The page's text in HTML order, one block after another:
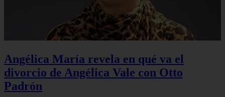
Angélica María revela en qué va el
divorcio de Angélica Vale con Otto
Padrón